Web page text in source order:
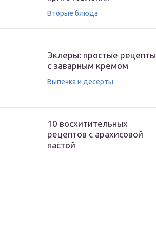
Вторые блюда
Эклеры: простые рецепты
с заварным кремом
Выпечка и десерты
10 восхитительных
рецептов с арахисовой
пастой